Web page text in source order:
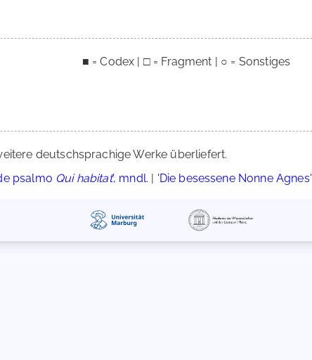
■ = Codex | □ = Fragment | ○ = Sonstiges
deutschsprachige Werke überliefert.
psalmo Qui habitat', mndl. | 'Die besessene Nonne Agnes'